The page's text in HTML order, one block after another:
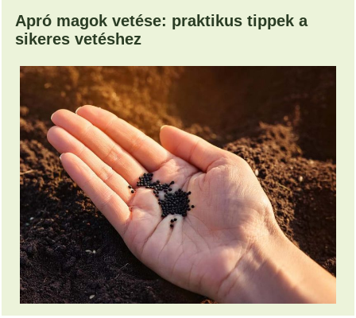
Apró magok vetése: praktikus tippek a
sikeres vetéshez